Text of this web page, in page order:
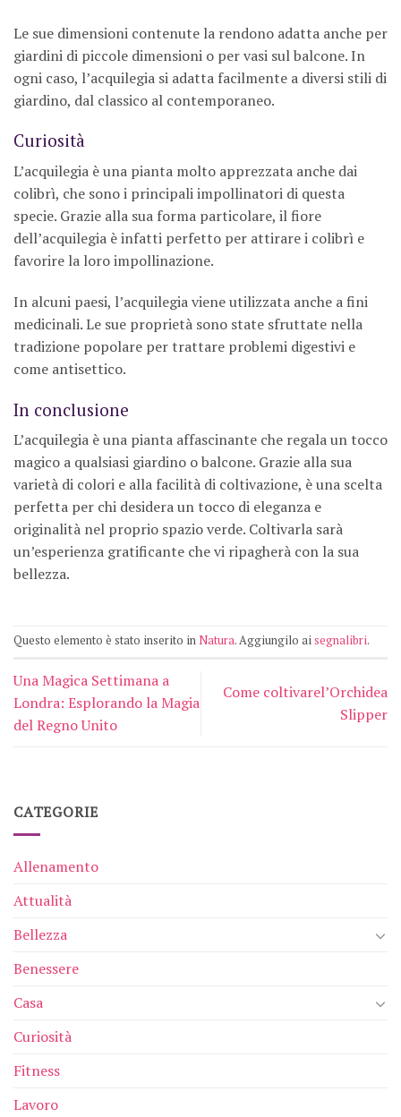
Le sue dimensioni contenute la rendono adatta anche per
giardini di piccole dimensioni o per vasi sul balcone. In
ogni caso, l’acquilegia si adatta facilmente a diversi stili di
giardino, dal classico al contemporaneo.
Curiosità
L’acquilegia è una pianta molto apprezzata anche dai
colibrì, che sono i principali impollinatori di questa
specie. Grazie alla sua forma particolare, il fiore
dell’acquilegia è infatti perfetto per attirare i colibrì e
favorire la loro impollinazione.
In alcuni paesi, l’acquilegia viene utilizzata anche a fini
medicinali. Le sue proprietà sono state sfruttate nella
tradizione popolare per trattare problemi digestivi e
come antisettico.
In conclusione
L’acquilegia è una pianta affascinante che regala un tocco
magico a qualsiasi giardino o balcone. Grazie alla sua
varietà di colori e alla facilità di coltivazione, è una scelta
perfetta per chi desidera un tocco di eleganza e
originalità nel proprio spazio verde. Coltivarla sarà
un’esperienza gratificante che vi ripagherà con la sua
bellezza.
Questo elemento è stato inserito inNatura. Aggiungilo aisegnalibri.
Una Magica Settimana a
Londra: Esplorando la Magia
del Regno Unito
Come coltivarel’Orchidea
Slipper
CATEGORIE
Allenamento
Attualità
Bellezza
Benessere
Casa
Curiosità
Fitness
Lavoro